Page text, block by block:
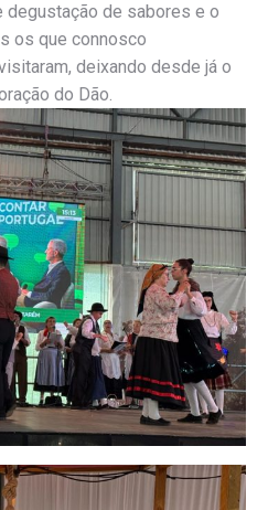
de sabores e o
os que connosco
deixando desde já o
do Dão.